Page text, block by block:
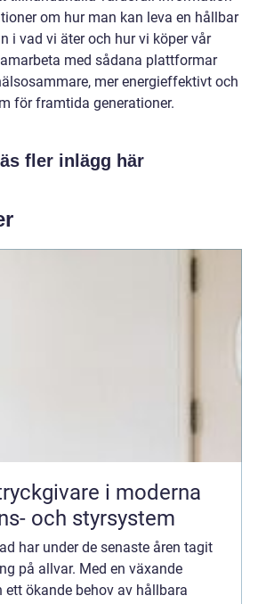
om hur man kan leva en hållbar
i vad vi äter och hur vi köper vår
med sådana plattformar
mer energieffektivt och
för framtida generationer.
fler inlägg här
i moderna
och styrsystem
har under de senaste åren tagit
på allvar. Med en växande
ett ökande behov av hållbara